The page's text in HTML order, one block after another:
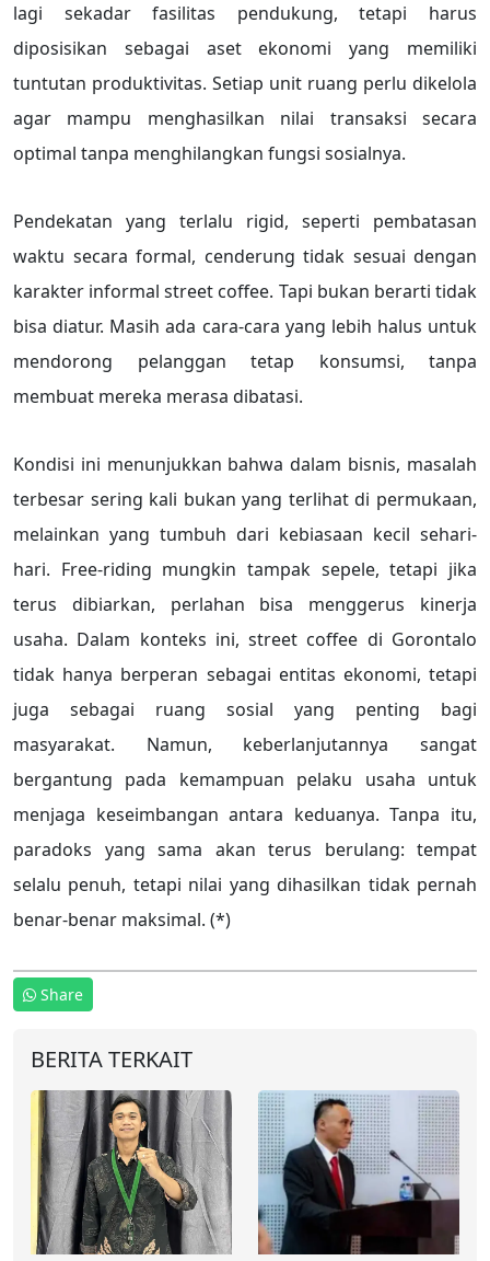
lagi sekadar fasilitas pendukung, tetapi harus
diposisikan sebagai aset ekonomi yang memiliki
tuntutan produktivitas. Setiap unit ruang perlu dikelola
agar mampu menghasilkan nilai transaksi secara
optimal tanpa menghilangkan fungsi sosialnya.
Pendekatan yang terlalu rigid, seperti pembatasan
waktu secara formal, cenderung tidak sesuai dengan
karakter informal street coffee. Tapi bukan berarti tidak
bisa diatur. Masih ada cara-cara yang lebih halus untuk
mendorong pelanggan tetap konsumsi, tanpa
membuat mereka merasa dibatasi.
Kondisi ini menunjukkan bahwa dalam bisnis, masalah
terbesar sering kali bukan yang terlihat di permukaan,
melainkan yang tumbuh dari kebiasaan kecil sehari-
hari. Free-riding mungkin tampak sepele, tetapi jika
terus dibiarkan, perlahan bisa menggerus kinerja
usaha. Dalam konteks ini, street coffee di Gorontalo
tidak hanya berperan sebagai entitas ekonomi, tetapi
juga sebagai ruang sosial yang penting bagi
masyarakat. Namun, keberlanjutannya sangat
bergantung pada kemampuan pelaku usaha untuk
menjaga keseimbangan antara keduanya. Tanpa itu,
paradoks yang sama akan terus berulang: tempat
selalu penuh, tetapi nilai yang dihasilkan tidak pernah
benar-benar maksimal. (*)
Share
BERITA TERKAIT